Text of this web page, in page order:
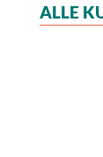
ALLE